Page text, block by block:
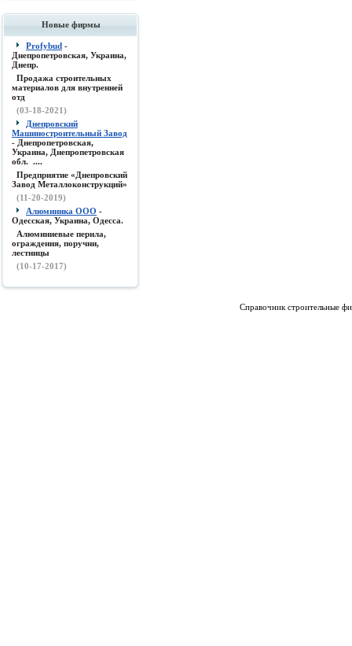
Новые фирмы
Profybud -
Днепропетровская, Украина,
Днепр.
Продажа строительных
материалов для внутренней
отд
(03-18-2021)
Днепровский
Машиностроительный Завод
- Днепропетровская,
Украина, Днепропетровская
обл. ....
Предприятие «Днепровский
Завод Металлоконструкций»
(11-20-2019)
Алюминика ООО -
Одесская, Украина, Одесса.
Алюминиевые перила,
ограждения, поручни,
лестницы
(10-17-2017)
Справочник строительные